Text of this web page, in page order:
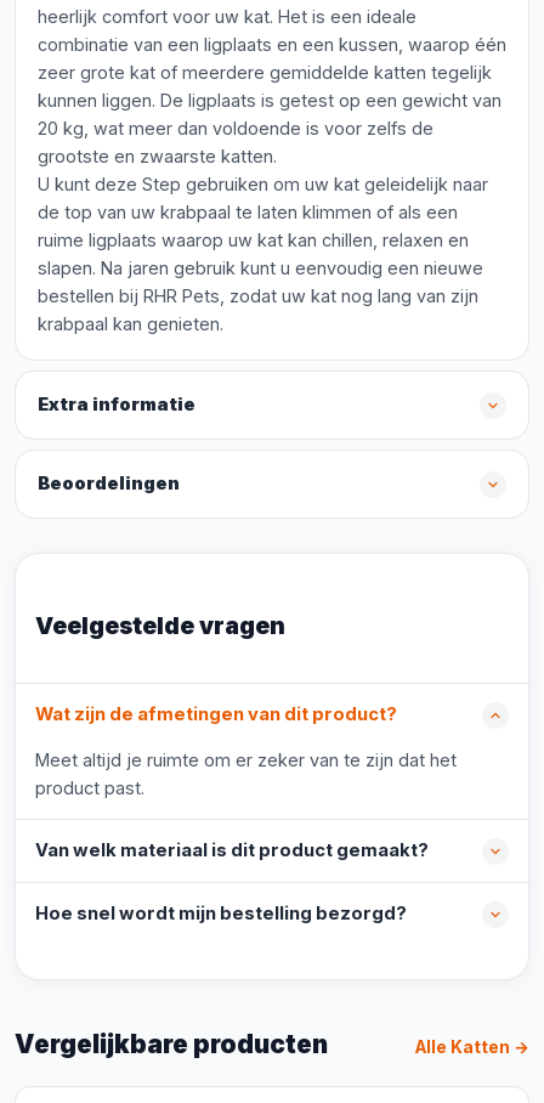
heerlijk comfort voor uw kat. Het is een ideale
combinatie van een ligplaats en een kussen, waarop één
zeer grote kat of meerdere gemiddelde katten tegelijk
kunnen liggen. De ligplaats is getest op een gewicht van
20 kg, wat meer dan voldoende is voor zelfs de
grootste en zwaarste katten.
U kunt deze Step gebruiken om uw kat geleidelijk naar
de top van uw krabpaal te laten klimmen of als een
ruime ligplaats waarop uw kat kan chillen, relaxen en
slapen. Na jaren gebruik kunt u eenvoudig een nieuwe
bestellen bij RHR Pets, zodat uw kat nog lang van zijn
krabpaal kan genieten.
Extra informatie
Beoordelingen
Veelgestelde vragen
Wat zijn de afmetingen van dit product?
Meet altijd je ruimte om er zeker van te zijn dat het
product past.
Van welk materiaal is dit product gemaakt?
Hoe snel wordt mijn bestelling bezorgd?
Vergelijkbare producten Alle Katten →